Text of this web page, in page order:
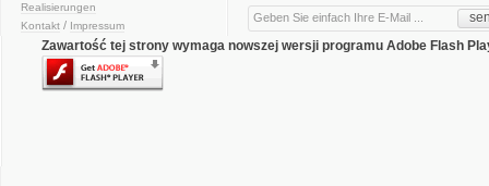
Realisierungen
Kontakt / Impressum
Zawartość tej strony wymaga nowszej wersji programu Adobe Flash